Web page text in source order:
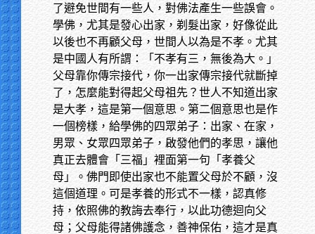
了避免世間有一些人，對佛法產生一些誤會。
學佛，尤其是發心出家，剃髮出家，好像從此
以後也不再顧父母，世間人以為是不孝。尤其
是中國人有所謂：「不孝有三，無後為大。」
父母靠你傳宗接代，你一出家傳宗接代就斷掉
了，怎麼能對得起父母祖先？世人不知道出家
是大孝，這是第一個意思。第二個意思也是作
一個榜樣，給學佛的四眾弟子：出家、在家，
男眾、女眾四眾弟子，啟發他們的孝思，讓他
真正去體會「三福」裡面第一句「孝養父
母」。佛門即使出家也不能置父母於不顧，沒
這個道理。可是孝養的形式不一樣，認真修
持，依照佛的教誨去奉行，以此功德迴向父
母；父母能得諸佛護念，善神保佑，這才是真